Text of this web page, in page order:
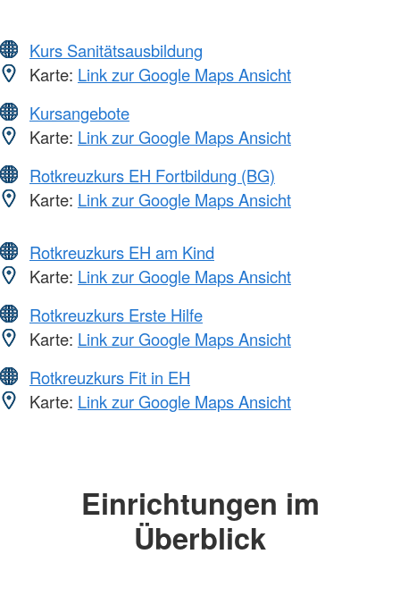
Kurs Sanitätsausbildung
Karte: Link zur Google Maps Ansicht
Kursangebote
Karte: Link zur Google Maps Ansicht
Rotkreuzkurs EH Fortbildung (BG)
Karte: Link zur Google Maps Ansicht
Rotkreuzkurs EH am Kind
Karte: Link zur Google Maps Ansicht
Rotkreuzkurs Erste Hilfe
Karte: Link zur Google Maps Ansicht
Rotkreuzkurs Fit in EH
Karte: Link zur Google Maps Ansicht
Einrichtungen im
Überblick